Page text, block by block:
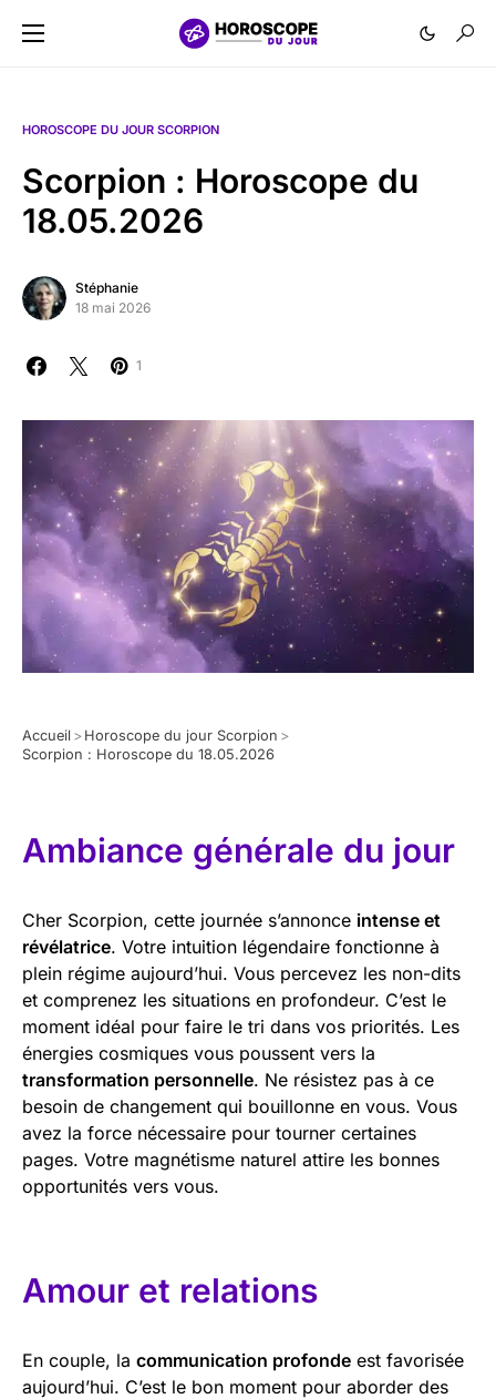
HOROSCOPE DU JOUR SCORPION
Scorpion : Horoscope du
18.05.2026
Stéphanie
18 mai 2026
1
Accueil > Horoscope du jour Scorpion >
Scorpion : Horoscope du 18.05.2026
Ambiance générale du jour
Cher Scorpion, cette journée s’annonce intense et
révélatrice. Votre intuition légendaire fonctionne à
plein régime aujourd’hui. Vous percevez les non-dits
et comprenez les situations en profondeur. C’est le
moment idéal pour faire le tri dans vos priorités. Les
énergies cosmiques vous poussent vers la
transformation personnelle. Ne résistez pas à ce
besoin de changement qui bouillonne en vous. Vous
avez la force nécessaire pour tourner certaines
pages. Votre magnétisme naturel attire les bonnes
opportunités vers vous.
Amour et relations
En couple, la communication profonde est favorisée
aujourd’hui. C’est le bon moment pour aborder des